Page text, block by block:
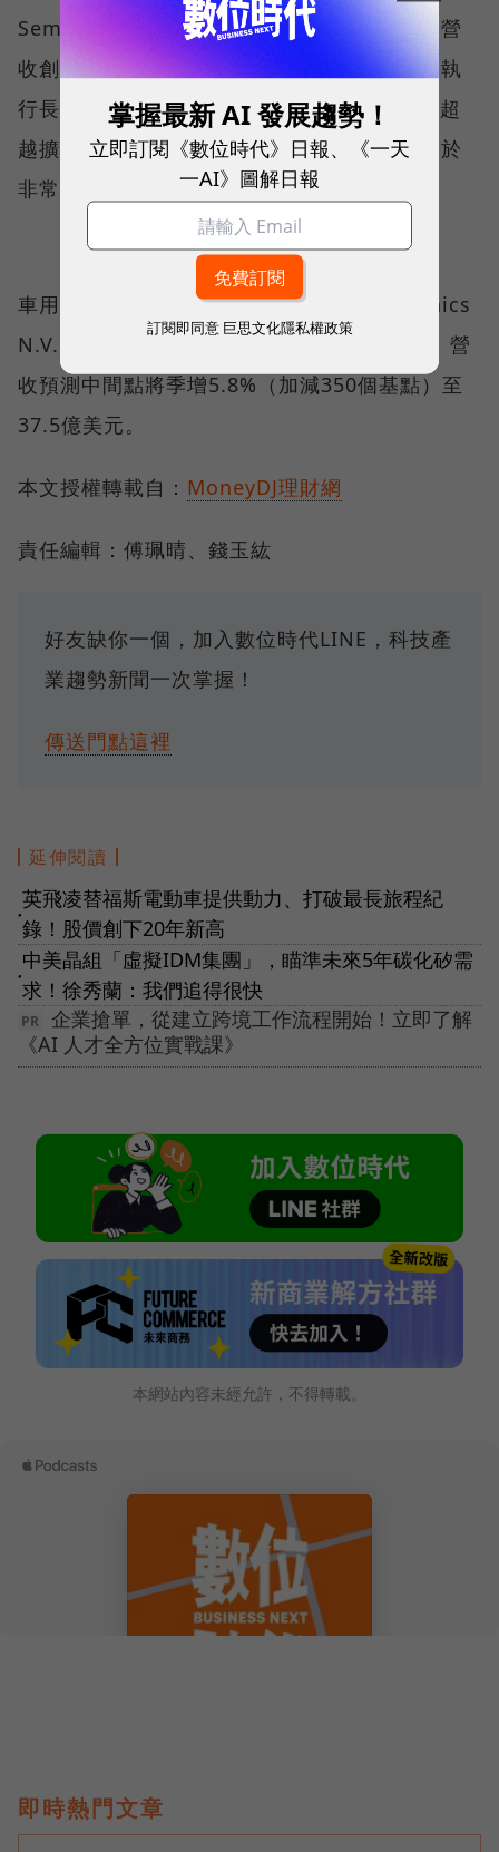
Semiconductors N.V.）5月2日公布，第1季營
收創歷史新高、超越財測預測中間點。恩智浦執
行長Kurt Sievers表示，整體而言，需求持續超
越擴增後的供給量，所有終端市場庫存依舊處於
非常低的水準。
車用晶片大廠意法半導體（STMicroelectronics
N.V.）預估，本季（截至2022年7月2日為止）營
收預測中間點將季增5.8%（加減350個基點）至
37.5億美元。
本文授權轉載自： MoneyDJ理財網
責任編輯：傅珮晴、錢玉紘
好友缺你一個，加入數位時代LINE，科技產
業趨勢新聞一次掌握！
傳送門點這裡
延伸閱讀
●
英飛凌替福斯電動車提供動力、打破最長旅程紀
錄！股價創下20年新高
●
中美晶組「虛擬IDM集團」，瞄準未來5年碳化矽需
求！徐秀蘭：我們追得很快
企業搶單，從建立跨境工作流程開始！立即了解
《AI 人才全方位實戰課》
本網站內容未經允許，不得轉載。
即時熱門文章
掌握最新 AI 發展趨勢！
立即訂閱《數位時代》日報、《一天
一AI》圖解日報
訂閱即同意 巨思文化隱私權政策